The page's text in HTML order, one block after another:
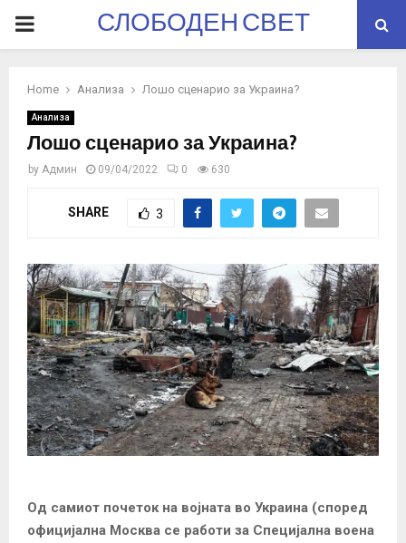
PRIMARYСЛОБОДЕН СВЕТ
Home Анализа Лошо сценарио за Украина?
Анализа
Лошо сценарио за Украина?
by Админ 09/04/2022 0 630
SHARE 3
Од самиот почеток на војната во Украина (според
официјална Москва се работи за Специјална воена